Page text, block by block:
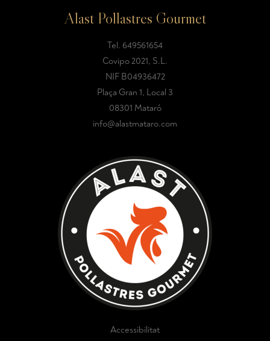
Alast Pollastres Gourmet
Tel. 649561654
Covipo 2021, S.L.
NIF B04936472
Plaça Gran 1, Local 3
08301 Mataró
info@alastmataro.com
Accessibilitat